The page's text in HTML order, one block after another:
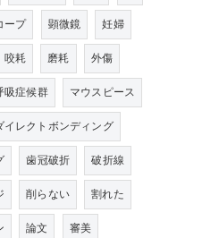
ープ 顕微鏡
妊婦
咬耗 磨耗
外傷
吸症候群
マウスピース
イレクトボンディング
歯冠破折
破折線
削らない
割れた
論文
審美